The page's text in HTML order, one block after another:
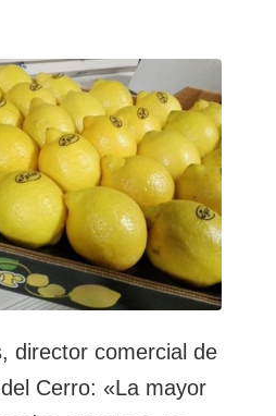
director comercial de
Cerro: «La mayor